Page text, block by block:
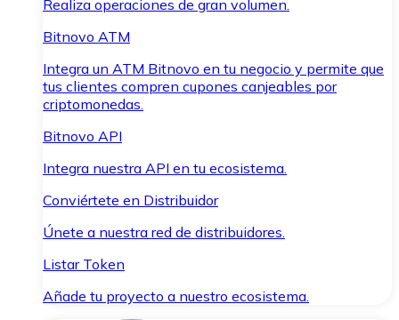
Realiza operaciones de gran volumen.
Bitnovo ATM
Integra un ATM Bitnovo en tu negocio y permite que
tus clientes compren cupones canjeables por
criptomonedas.
Bitnovo API
Integra nuestra API en tu ecosistema.
Conviértete en Distribuidor
Únete a nuestra red de distribuidores.
Listar Token
Añade tu proyecto a nuestro ecosistema.